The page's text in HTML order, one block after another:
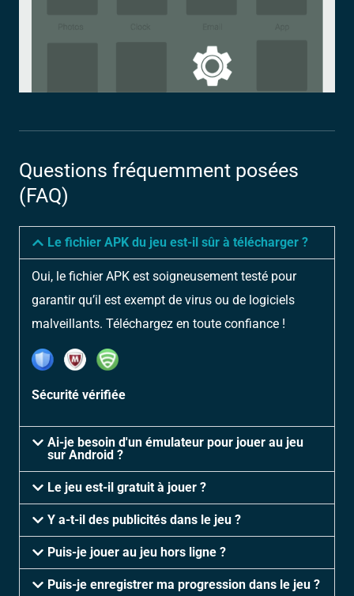
Questions fréquemment posées
(FAQ)
Le fichier APK du jeu est-il sûr à télécharger ?
Oui, le fichier APK est soigneusement testé pour
garantir qu’il est exempt de virus ou de logiciels
malveillants. Téléchargez en toute confiance !
Sécurité vérifiée
Ai-je besoin d'un émulateur pour jouer au jeu
sur Android ?
Le jeu est-il gratuit à jouer ?
Y a-t-il des publicités dans le jeu ?
Puis-je jouer au jeu hors ligne ?
Puis-je enregistrer ma progression dans le jeu ?